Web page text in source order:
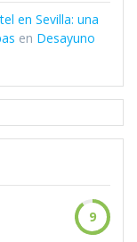
en Sevilla: una
en Desayuno
9